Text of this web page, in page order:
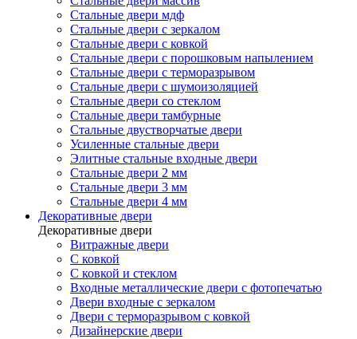
Стальные двери мдф
Стальные двери с зеркалом
Стальные двери с ковкой
Стальные двери с порошковым напылением
Стальные двери с терморазрывом
Стальные двери с шумоизоляцией
Стальные двери со стеклом
Стальные двери тамбурные
Стальные двустворчатые двери
Усиленные стальные двери
Элитные стальные входные двери
Стальные двери 2 мм
Стальные двери 3 мм
Стальные двери 4 мм
Декоративные двери
Декоративные двери
Витражные двери
С ковкой
С ковкой и стеклом
Входные металлические двери с фотопечатью
Двери входные с зеркалом
Двери с терморазрывом с ковкой
Дизайнерские двери